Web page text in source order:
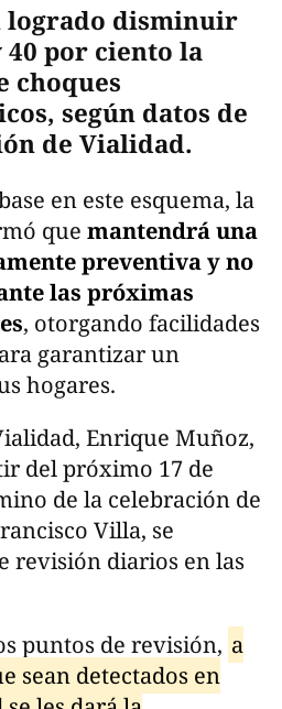
logrado disminuir
40 por ciento la
choques
según datos de
de Vialidad.
en este esquema, la
que mantendrá una
preventiva y no
las próximas
, otorgando facilidades
garantizar un
hogares.
Enrique Muñoz,
del próximo 17 de
de la celebración de
Villa, se
revisión diarios en las
puntos de revisión, a
sean detectados en